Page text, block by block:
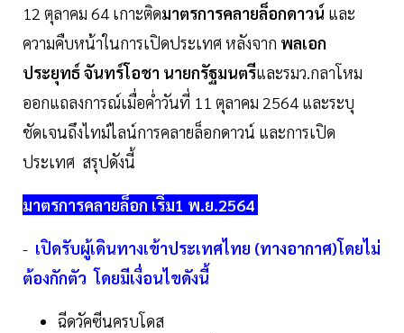
12 ตุลาคม 64 เกาะติดมาตรการคลายล็อกดาวน์ และ
ความคืบหน้าในการเปิดประเทศ หลังจาก พลเอก
ประยุทธ์ จันทร์โอชา นายกรัฐมนตรีและรมว.กลาโหม
ออกแถลงการณ์เมื่อค่ำวันที่ 11 ตุลาคม 2564 และระบุ
ชัดเจนถึงไทม์ไลน์การคลายล็อกดาวน์ และการเปิด
ประเทศ สรุปดังนี้
มาตรการคลายล็อก เริ่ม1 พ.ย.2564
- เปิดรับผู้เดินทางเข้าประเทศไทย (ทางอากาศ)โดยไม่
ต้องกักตัว โดยมีเงื่อนไขดังนี้
ฉีดวัคซีนครบโดส